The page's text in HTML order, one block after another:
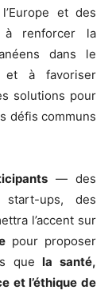
et des
à renforcer la
dans le
et à favoriser
solutions pour
défis communs
— des
ups, des
l’accent sur
pour proposer
quela santé,
et l’éthique de